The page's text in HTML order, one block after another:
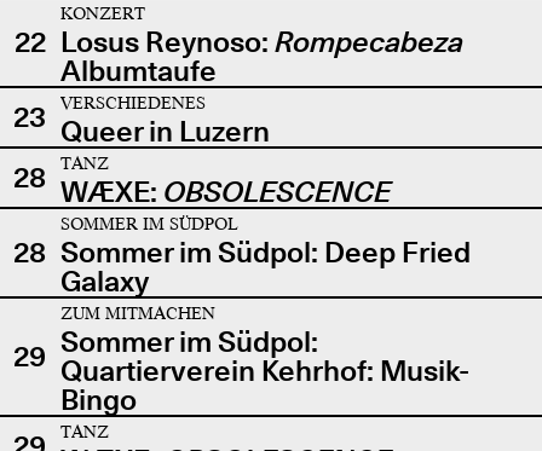
22
KONZERT
Losus Reynoso: Rompecabeza
Albumtaufe
23
VERSCHIEDENES
Queer in Luzern
28
TANZ
WÆXE: OBSOLESCENCE
28
SOMMER IM SÜDPOL
Sommer im Südpol: Deep Fried
Galaxy
29
ZUM MITMACHEN
Sommer im Südpol:
Quartierverein Kehrhof: Musik-
Bingo
TANZ